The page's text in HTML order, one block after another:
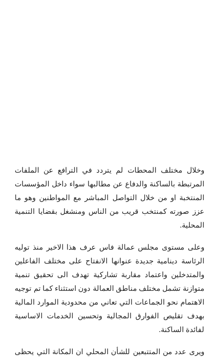
وخلال مختلف المحطات لم يتردد في الترافع عن الملفات
المرتبطة بالساكنة والدفاع عن مطالبها سواء داخل المؤسسات
المنتخبة او من خلال التواصل المباشر مع المواطنين وهو ما
عزز صورته كمنتخب قريب من الناس ومنشغل بقضايا التنمية
المحلية.
وعلى مستوى مجلس عمالة فاس عرف هذا الاخير منذ توليه
الرئاسة دينامية جديدة عنوانها الانفتاح على مختلف الفاعلين
والمتدخلين واعتماد مقاربة تشاركية تهدف الى تحقيق تنمية
متوازنة تشمل مختلف مناطق العمالة دون استثناء كما تم توجيه
الاهتمام نحو الجماعات التي تعاني من محدودية الموارد المالية
بهدف تقليص الفوارق المجالية وتحسين الخدمات الاساسية
لفائدة الساكنة.
ويرى عدد من المتتبعين للشأن المحلي ان المكانة التي يحظى